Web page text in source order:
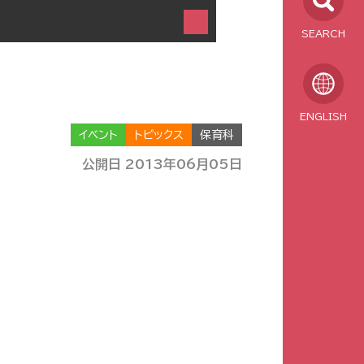
SEARCH
ENGLISH
イベント トピックス 保育科
公開日 2013年06月05日